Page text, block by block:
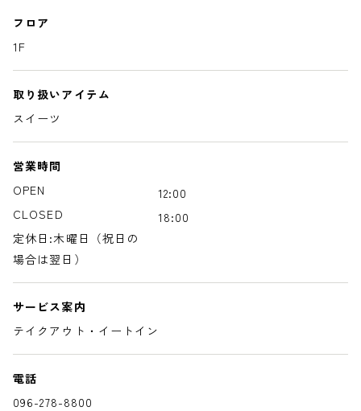
フロア
1F
取り扱いアイテム
スイーツ
営業時間
OPEN
12:00
CLOSED
18:00
定休日:木曜日（祝日の
場合は翌日）
サービス案内
テイクアウト・イートイン
電話
096-278-8800